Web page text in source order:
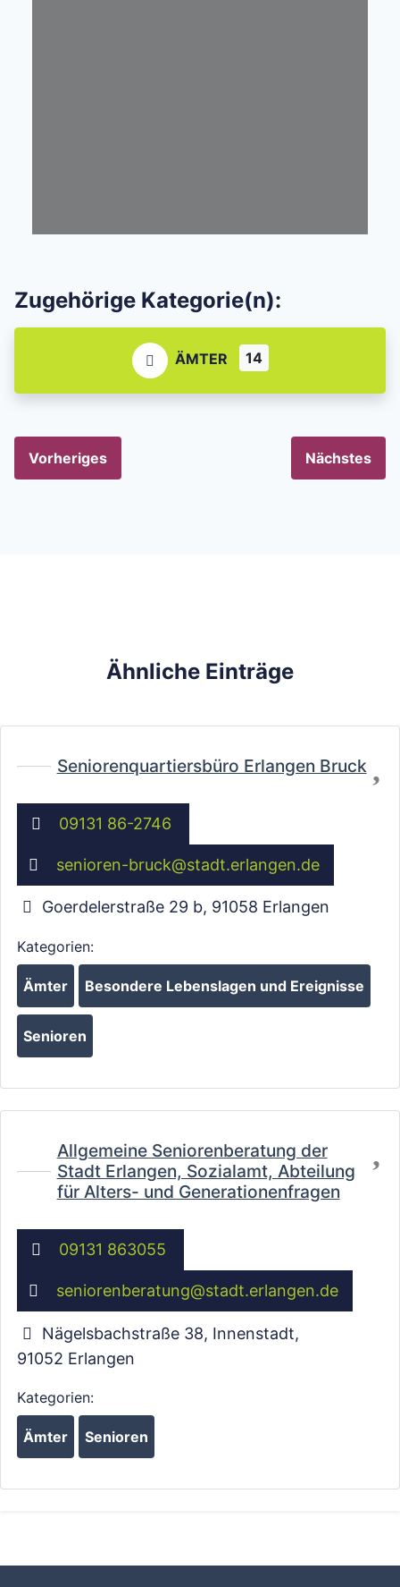
Wird geladen …
Zugehörige Kategorie(n):
ÄMTER 14
Vorheriges Nächstes
Ähnliche Einträge
Seniorenquartiersbüro Erlangen Bruck
09131 86-2746
senioren-bruck@stadt.erlangen.de
Goerdelerstraße 29 b, 91058 Erlangen
Kategorien:
Ämter Besondere Lebenslagen und Ereignisse
Senioren
Allgemeine Seniorenberatung der
Stadt Erlangen, Sozialamt, Abteilung
für Alters- und Generationenfragen
09131 863055
seniorenberatung@stadt.erlangen.de
Nägelsbachstraße 38, Innenstadt,
91052 Erlangen
Kategorien:
Ämter Senioren